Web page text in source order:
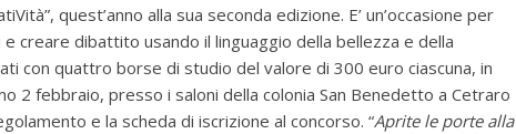
quest’anno alla sua seconda edizione. E’ un’occasione per
creare dibattito usando il linguaggio della bellezza e della
con quattro borse di studio del valore di 300 euro ciascuna, in
2 febbraio, presso i saloni della colonia San Benedetto a Cetraro
e la scheda di iscrizione al concorso. “Aprite le porte alla